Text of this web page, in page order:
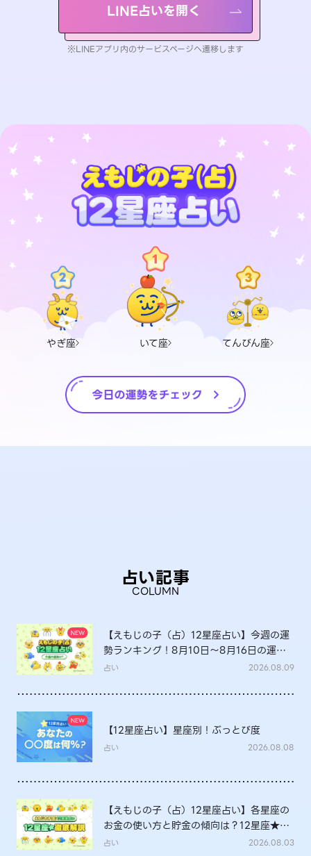
LINE占いを開く
※LINEアプリ内のサービスページへ遷移します
やぎ座 いて座 てんびん座
占い記事
COLUMN
【えもじの子（占）12星座占い】今週の運
勢ランキング！8月10日～8月16日の運勢
は？
占い 2026.08.09
【12星座占い】星座別！ぶっとび度
占い 2026.08.08
【えもじの子（占）12星座占い】各星座の
お金の使い方と貯金の傾向は？12星座★徹
底解説
占い 2026.08.03